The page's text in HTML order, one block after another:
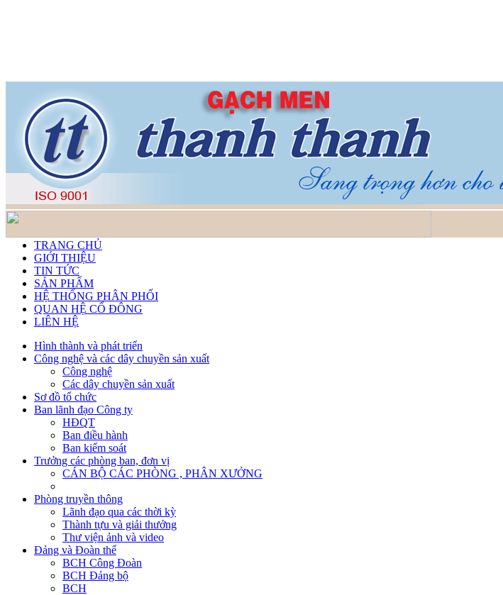
TRANG CHỦ
GIỚI THIỆU
TIN TỨC
SẢN PHẨM
HỆ THỐNG PHÂN PHỐI
QUAN HỆ CỔ ĐÔNG
LIÊN HỆ
Hình thành và phát triển
Công nghệ và các dây chuyền sản xuất
Công nghệ
Các dây chuyền sản xuất
Sơ đồ tổ chức
Ban lãnh đạo Công ty
HĐQT
Ban điều hành
Ban kiểm soát
Trưởng các phòng ban, đơn vị
CÁN BỘ CÁC PHÒNG , PHÂN XƯỞNG
Phòng truyền thông
Lãnh đạo qua các thời kỳ
Thành tựu và giải thưởng
Thư viện ảnh và video
Đảng và Đoàn thể
BCH Công Đoàn
BCH Đảng bộ
BCH